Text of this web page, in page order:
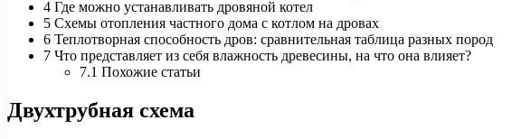
4 Где можно устанавливать дровяной котел
5 Схемы отопления частного дома с котлом на дровах
6 Теплотворная способность дров: сравнительная таблица разных пород
7 Что представляет из себя влажность древесины, на что она влияет?
7.1 Похожие статьи
Двухтрубная схема